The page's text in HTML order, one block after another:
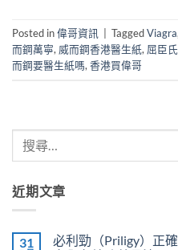
Posted in偉哥資訊 TaggedViagra,
而鋼萬寧, 威而鋼香港醫生紙, 屈臣
而鋼要醫生紙嗎, 香港買偉哥
近期文章
31
必利勁（Priligy）正